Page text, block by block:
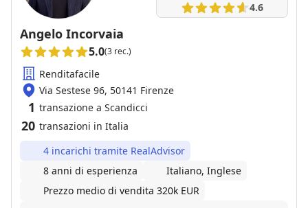
4.6
Angelo Incorvaia
5.0(3 rec.)
Renditafacile
Via Sestese 96, 50141 Firenze
1 transazione a Scandicci
20 transazioni in Italia
4 incarichi tramite RealAdvisor
8 anni di esperienza
Italiano, Inglese
Prezzo medio di vendita 320k EUR